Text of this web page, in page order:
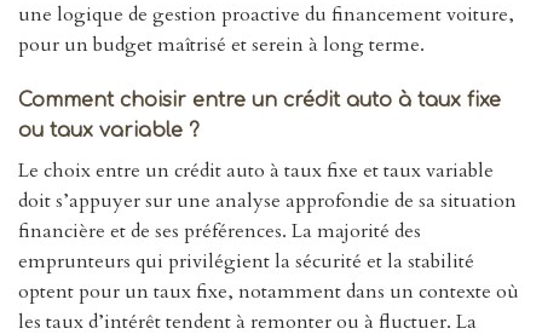
une logique de gestion proactive du financement voiture,
pour un budget maîtrisé et serein à long terme.
Comment choisir entre un crédit auto à taux fixe
ou taux variable ?
Le choix entre un crédit auto à taux fixe et taux variable
doit s’appuyer sur une analyse approfondie de sa situation
financière et de ses préférences. La majorité des
emprunteurs qui privilégient la sécurité et la stabilité
optent pour un taux fixe, notamment dans un contexte où
les taux d’intérêt tendent à remonter ou à fluctuer. La